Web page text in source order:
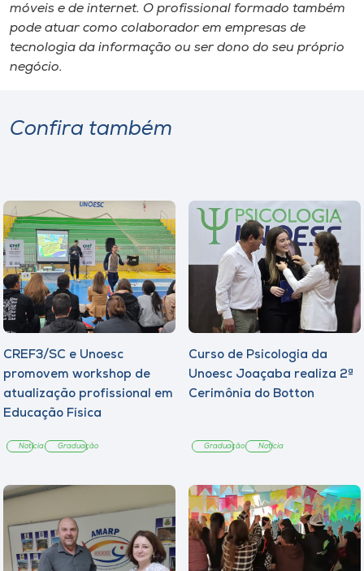
móveis e de internet. O profissional formado também
pode atuar como colaborador em empresas de
tecnologia da informação ou ser dono do seu próprio
negócio.
Confira também
CREF3/SC e Unoesc
promovem workshop de
atualização profissional em
Educação Física
Notícia Graduação
Curso de Psicologia da
Unoesc Joaçaba realiza 2ª
Cerimônia do Botton
Graduação Notícia